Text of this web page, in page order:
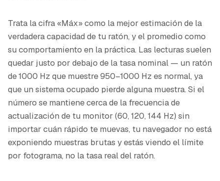
Trata la cifra «Máx» como la mejor estimación de la
verdadera capacidad de tu ratón, y el promedio como
su comportamiento en la práctica. Las lecturas suelen
quedar justo por debajo de la tasa nominal — un ratón
de 1000 Hz que muestre 950–1000 Hz es normal, ya
que un sistema ocupado pierde alguna muestra. Si el
número se mantiene cerca de la frecuencia de
actualización de tu monitor (60, 120, 144 Hz) sin
importar cuán rápido te muevas, tu navegador no está
exponiendo muestras brutas y estás viendo el límite
por fotograma, no la tasa real del ratón.